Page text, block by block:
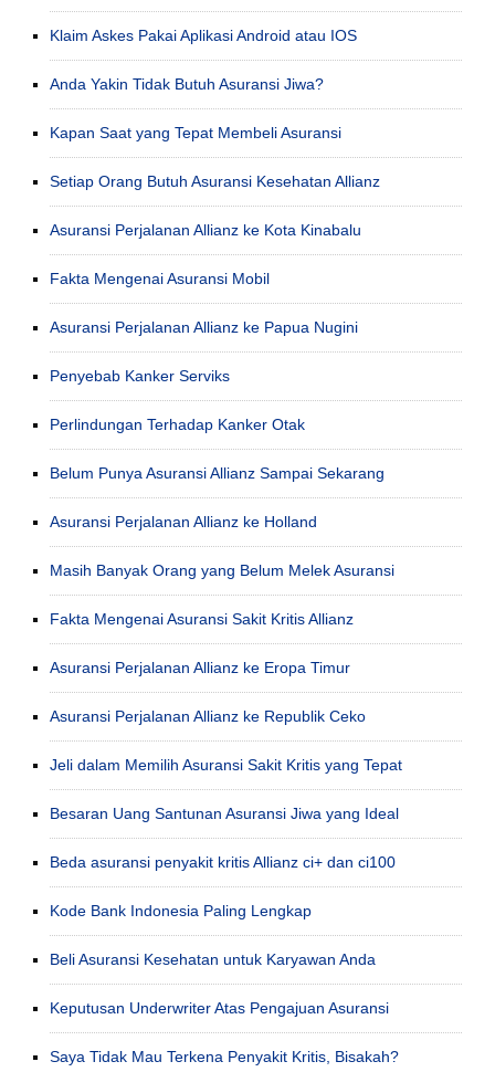
Klaim Askes Pakai Aplikasi Android atau IOS
Anda Yakin Tidak Butuh Asuransi Jiwa?
Kapan Saat yang Tepat Membeli Asuransi
Setiap Orang Butuh Asuransi Kesehatan Allianz
Asuransi Perjalanan Allianz ke Kota Kinabalu
Fakta Mengenai Asuransi Mobil
Asuransi Perjalanan Allianz ke Papua Nugini
Penyebab Kanker Serviks
Perlindungan Terhadap Kanker Otak
Belum Punya Asuransi Allianz Sampai Sekarang
Asuransi Perjalanan Allianz ke Holland
Masih Banyak Orang yang Belum Melek Asuransi
Fakta Mengenai Asuransi Sakit Kritis Allianz
Asuransi Perjalanan Allianz ke Eropa Timur
Asuransi Perjalanan Allianz ke Republik Ceko
Jeli dalam Memilih Asuransi Sakit Kritis yang Tepat
Besaran Uang Santunan Asuransi Jiwa yang Ideal
Beda asuransi penyakit kritis Allianz ci+ dan ci100
Kode Bank Indonesia Paling Lengkap
Beli Asuransi Kesehatan untuk Karyawan Anda
Keputusan Underwriter Atas Pengajuan Asuransi
Saya Tidak Mau Terkena Penyakit Kritis, Bisakah?